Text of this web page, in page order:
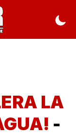
LA
-